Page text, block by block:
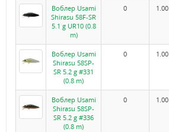
Воблер Usami
Shirasu 58F-SR
5.1 g UR10 (0.8
m)
0 1.00
Воблер Usami
Shirasu 58SP-
SR 5.2 g #331
(0.8 m)
0 1.00
Воблер Usami
Shirasu 58SP-
SR 5.2 g #336
(0.8 m)
0 1.00